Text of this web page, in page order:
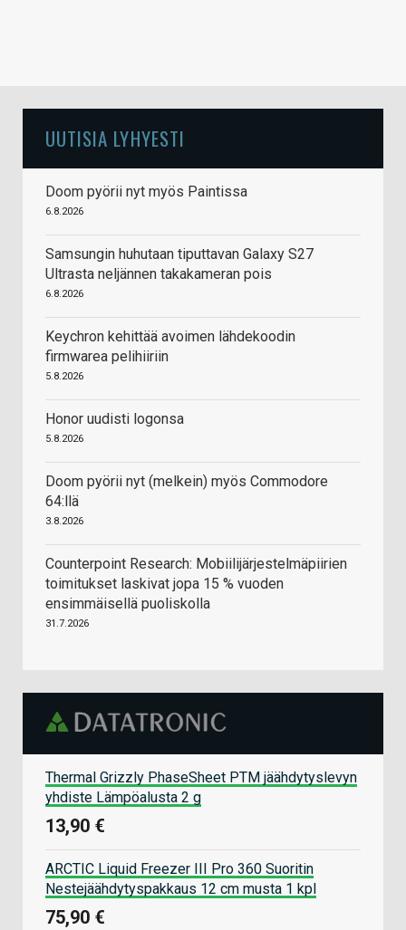
UUTISIA LYHYESTI
Doom pyörii nyt myös Paintissa
6.8.2026
Samsungin huhutaan tiputtavan Galaxy S27
Ultrasta neljännen takakameran pois
6.8.2026
Keychron kehittää avoimen lähdekoodin
firmwarea pelihiiriin
5.8.2026
Honor uudisti logonsa
5.8.2026
Doom pyörii nyt (melkein) myös Commodore
64:llä
3.8.2026
Counterpoint Research: Mobiilijärjestelmäpiirien
toimitukset laskivat jopa 15 % vuoden
ensimmäisellä puoliskolla
31.7.2026
Thermal Grizzly PhaseSheet PTM jäähdytyslevyn
yhdiste Lämpöalusta 2 g
13,90 €
ARCTIC Liquid Freezer III Pro 360 Suoritin
Nestejäähdytyspakkaus 12 cm musta 1 kpl
75,90 €